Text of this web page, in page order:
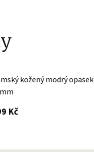
kožený modrý opasek
Kčs DPH